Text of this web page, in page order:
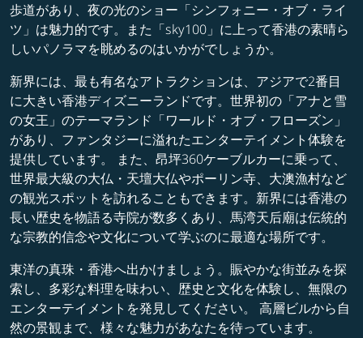
歩道があり、夜の光のショー「シンフォニー・オブ・ライ
ツ」は魅力的です。また「sky100」に上って香港の素晴ら
しいパノラマを眺めるのはいかがでしょうか。
新界には、最も有名なアトラクションは、アジアで2番目
に大きい香港ディズニーランドです。世界初の「アナと雪
の女王」のテーマランド「ワールド・オブ・フローズン」
があり、ファンタジーに溢れたエンターテイメント体験を
提供しています。 また、昂坪360ケーブルカーに乗って、
世界最大級の大仏・天壇大仏やポーリン寺、大澳漁村など
の観光スポットを訪れることもできます。新界には香港の
長い歴史を物語る寺院が数多くあり、馬湾天后廟は伝統的
な宗教的信念や文化について学ぶのに最適な場所です。
東洋の真珠・香港へ出かけましょう。賑やかな街並みを探
索し、多彩な料理を味わい、歴史と文化を体験し、無限の
エンターテイメントを発見してください。 高層ビルから自
然の景観まで、様々な魅力があなたを待っています。